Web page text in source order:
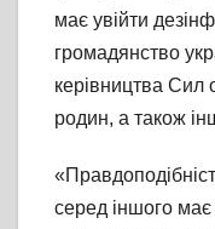
має увійти
громадянство
керівництва Сил
родин, а також
серед іншого має